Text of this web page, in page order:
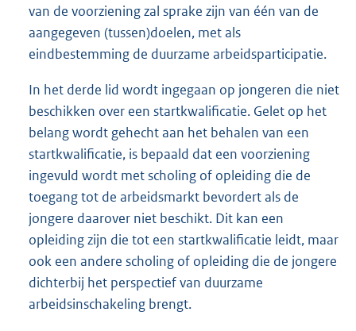
van de voorziening zal sprake zijn van één van de
aangegeven (tussen)doelen, met als
eindbestemming de duurzame arbeidsparticipatie.
In het derde lid wordt ingegaan op jongeren die niet
beschikken over een startkwalificatie. Gelet op het
belang wordt gehecht aan het behalen van een
startkwalificatie, is bepaald dat een voorziening
ingevuld wordt met scholing of opleiding die de
toegang tot de arbeidsmarkt bevordert als de
jongere daarover niet beschikt. Dit kan een
opleiding zijn die tot een startkwalificatie leidt, maar
ook een andere scholing of opleiding die de jongere
dichterbij het perspectief van duurzame
arbeidsinschakeling brengt.